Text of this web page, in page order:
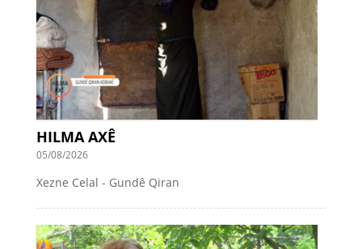
HILMA AXÊ
05/08/2026
Xezne Celal - Gundê Qiran